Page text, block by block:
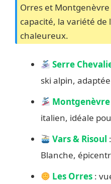
Orres et
capacité, la variété de
chaleureux.
Serre
ski alpin,
Montgenèvre
italien, idéale
Vars & Risoul
Blanche,
Les Orres :